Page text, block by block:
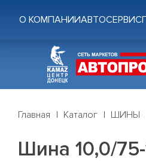
О КОМПАНИИАВТОСЕРВИС
Главная Каталог ШИНЫ
Шина 10,0/